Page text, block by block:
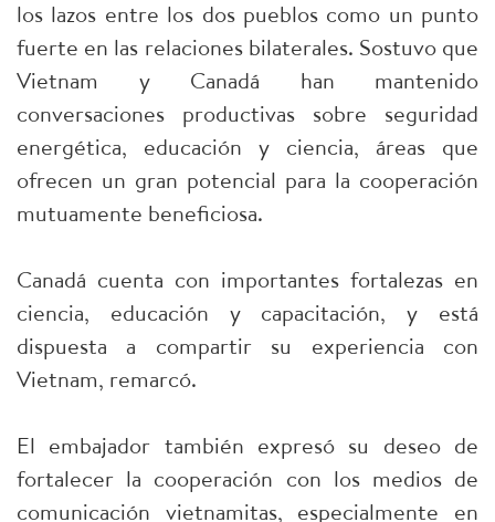
los lazos entre los dos pueblos como un punto
fuerte en las relaciones bilaterales. Sostuvo que
Vietnam y Canadá han mantenido
conversaciones productivas sobre seguridad
energética, educación y ciencia, áreas que
ofrecen un gran potencial para la cooperación
mutuamente beneficiosa.
Canadá cuenta con importantes fortalezas en
ciencia, educación y capacitación, y está
dispuesta a compartir su experiencia con
Vietnam, remarcó.
El embajador también expresó su deseo de
fortalecer la cooperación con los medios de
comunicación vietnamitas, especialmente en